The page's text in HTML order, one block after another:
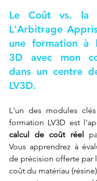
Le Coût vs. la
L'Arbitrage
une formation à
3D avec mon
dans un centre
LV3D.
L'un des modules
calcul de coût réel
Vous apprendrez à
de précision offerte par
coût du matériau